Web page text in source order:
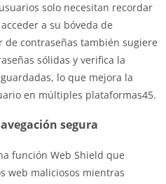
solo necesitan recordar
a su bóveda de
contraseñas también sugiere
sólidas y verifica la
lo que mejora la
en múltiples plataformas45.
segura
función Web Shield que
web maliciosos mientras